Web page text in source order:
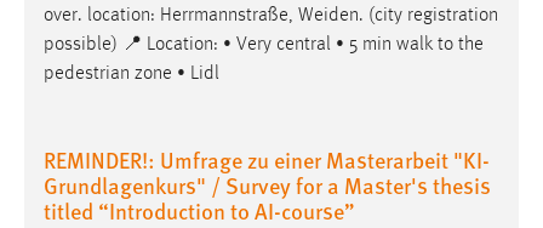
over. location: Herrmannstraße, Weiden. (city registration
possible) 📍 Location: • Very central • 5 min walk to the
pedestrian zone • Lidl
REMINDER!: Umfrage zu einer Masterarbeit "KI-
Grundlagenkurs" / Survey for a Master's thesis
titled “Introduction to AI-course”
3 Monate
Plattformen anzeigen zu können, werden von diesen
externen Medien Cookies gesetzt.